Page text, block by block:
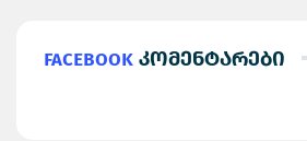
Facebook კომენტარები